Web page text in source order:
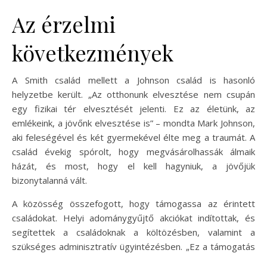
Az érzelmi
következmények
A Smith család mellett a Johnson család is hasonló
helyzetbe került. „Az otthonunk elvesztése nem csupán
egy fizikai tér elvesztését jelenti. Ez az életünk, az
emlékeink, a jövőnk elvesztése is” – mondta Mark Johnson,
aki feleségével és két gyermekével élte meg a traumát. A
család évekig spórolt, hogy megvásárolhassák álmaik
házát, és most, hogy el kell hagyniuk, a jövőjük
bizonytalanná vált.
A közösség összefogott, hogy támogassa az érintett
családokat. Helyi adománygyűjtő akciókat indítottak, és
segítettek a családoknak a költözésben, valamint a
szükséges adminisztratív ügyintézésben. „Ez a támogatás